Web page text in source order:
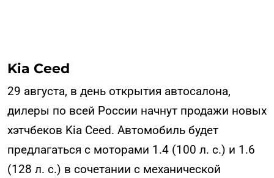
Kia Ceed
29 августа, в день открытия автосалона,
дилеры по всей России начнут продажи новых
хэтчбеков Kia Ceed. Автомобиль будет
предлагаться с моторами 1.4 (100 л. с.) и 1.6
(128 л. с.) в сочетании с механической